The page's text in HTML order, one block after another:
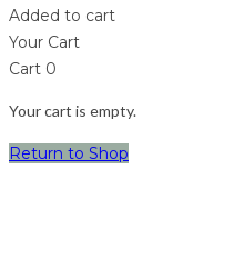
Added to cart
Your Cart
Cart 0
Your cart is empty.
Return to Shop